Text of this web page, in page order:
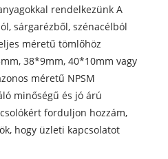
rendelkezünk A
sárgarézből, szénacélból
méretű tömlőhöz
38*9mm, 40*10mm vagy
méretű NPSM
minőségű és jó árú
forduljon hozzám,
hogy üzleti kapcsolatot